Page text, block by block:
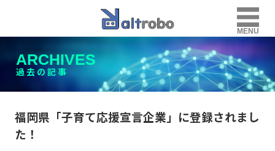
MENU
ARCHIVES
過去の記事
福岡県「子育て応援宣言企業」に登録されまし
た！